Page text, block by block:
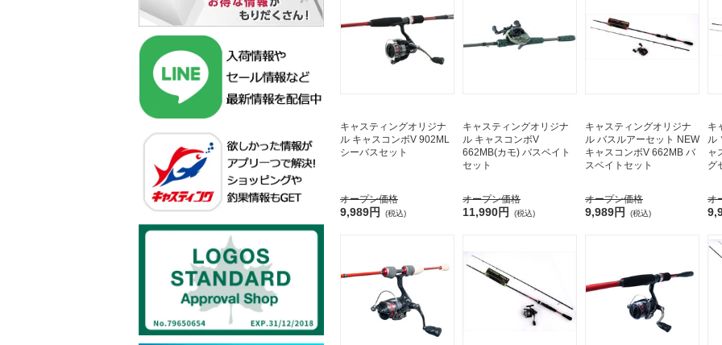
キャスティングオリジナ
ル キャスコンボV 902ML
シーバスセット
オープン価格
9,989円 (税込)
キャスティングオリジナ
ル キャスコンボV
662MB(カモ) バスベイト
セット
オープン価格
11,990円 (税込)
キャスティングオリジナ
ル バスルアーセット NEW
キャスコンボV 662MB バ
スベイトセット
オープン価格
9,989円 (税込)
キ
ル
ャ
グ
オ